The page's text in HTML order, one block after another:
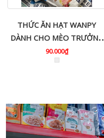
THỨC ĂN HẠT WANPY
DÀNH CHO MÈO TRƯỞNG
THÀNH & MÈO CON
90.000₫